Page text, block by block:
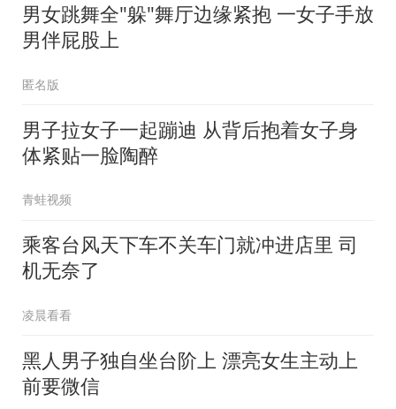
男女跳舞全"躲"舞厅边缘紧抱 一女子手放
男伴屁股上
匿名版
男子拉女子一起蹦迪 从背后抱着女子身
体紧贴一脸陶醉
青蛙视频
乘客台风天下车不关车门就冲进店里 司
机无奈了
凌晨看看
黑人男子独自坐台阶上 漂亮女生主动上
前要微信